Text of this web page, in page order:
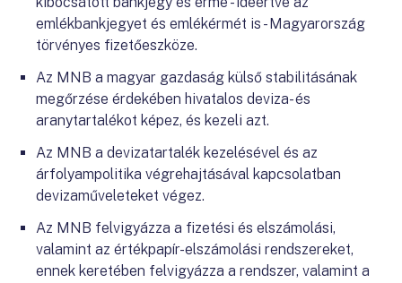
emlékbankjegyet és emlékérmét is - Magyarország
törvényes fizetőeszköze.
Az MNB a magyar gazdaság külső stabilitásának
megőrzése érdekében hivatalos deviza- és
aranytartalékot képez, és kezeli azt.
Az MNB a devizatartalék kezelésével és az
árfolyampolitika végrehajtásával kapcsolatban
devizaműveleteket végez.
Az MNB felvigyázza a fizetési és elszámolási,
valamint az értékpapír-elszámolási rendszereket,
ennek keretében felvigyázza a rendszer, valamint a